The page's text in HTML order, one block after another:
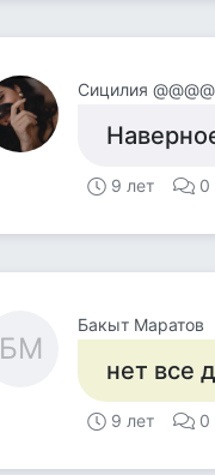
Сицилия @@@@
9 лет 0
БМ
Бакыт Маратов
нет все
9 лет 0